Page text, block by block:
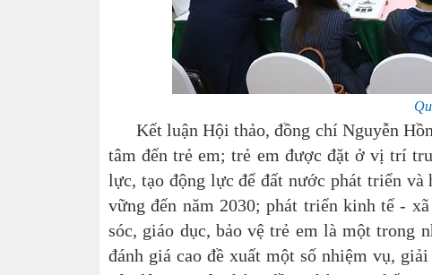
Kết luận Hội thảo, đồng chí Nguyễn
tâm đến trẻ em; trẻ em được đặt ở vị trí
lực, tạo động lực để đất nước phát triển và
vững đến năm 2030; phát triển kinh tế -
sóc, giáo dục, bảo vệ trẻ em là một trong
đánh giá cao đề xuất một số nhiệm vụ,